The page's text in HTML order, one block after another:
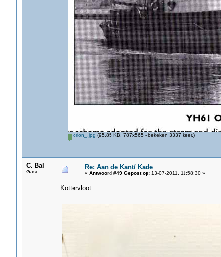
orion_.jpg (95.85 KB, 787x565 - bekeken 3337 keer.)
C. Bal
Gast
Re: Aan de Kant/ Kade
« Antwoord #49 Gepost op:13-07-2011, 11:58:30 »
Kottervloot